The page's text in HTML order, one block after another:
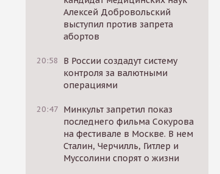
Алексей Добровольский
выступил против запрета
абортов
20:58
В России создадут систему
контроля за валютными
операциями
20:47 Минкульт запретил показ
последнего фильма Сокурова
на фестивале в Москве. В нем
Сталин, Черчилль, Гитлер и
Муссолини спорят о жизни